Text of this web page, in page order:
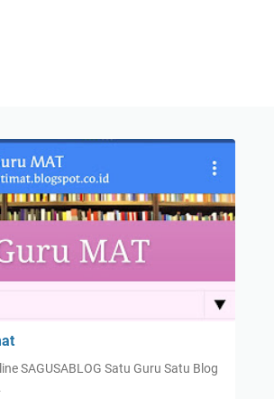
SAGUSABLOG Satu Guru Satu Blog